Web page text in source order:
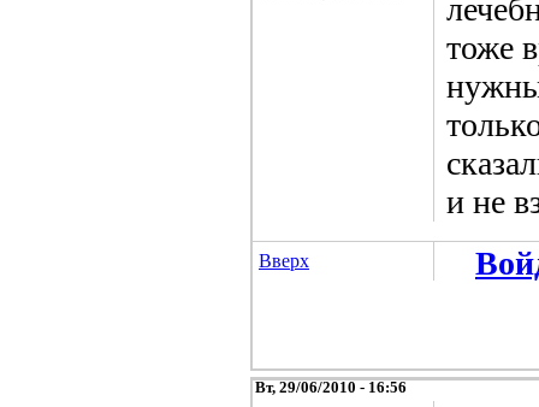
тоже
и не
Вверх
Вт, 29/06/2010 - 16:56